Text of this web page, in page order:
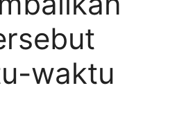
waktu